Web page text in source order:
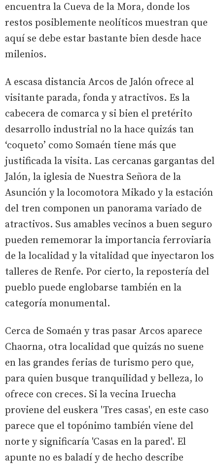
encuentra la Cueva de la Mora, donde los
restos posiblemente neolíticos muestran que
aquí se debe estar bastante bien desde hace
milenios.
A escasa distancia Arcos de Jalón ofrece al
visitante parada, fonda y atractivos. Es la
cabecera de comarca y si bien el pretérito
desarrollo industrial no la hace quizás tan
‘coqueto’ como Somaén tiene más que
justificada la visita. Las cercanas gargantas del
Jalón, la iglesia de Nuestra Señora de la
Asunción y la locomotora Mikado y la estación
del tren componen un panorama variado de
atractivos. Sus amables vecinos a buen seguro
pueden rememorar la importancia ferroviaria
de la localidad y la vitalidad que inyectaron los
talleres de Renfe. Por cierto, la repostería del
pueblo puede englobarse también en la
categoría monumental.
Cerca de Somaén y tras pasar Arcos aparece
Chaorna, otra localidad que quizás no suene
en las grandes ferias de turismo pero que,
para quien busque tranquilidad y belleza, lo
ofrece con creces. Si la vecina Iruecha
proviene del euskera 'Tres casas', en este caso
parece que el topónimo también viene del
norte y significaría 'Casas en la pared'. El
apunte no es baladí y de hecho describe